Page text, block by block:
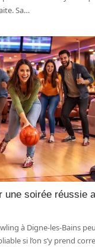
Sa…
une soirée réussie
à Digne-les-Bains
si l’on s’y prend